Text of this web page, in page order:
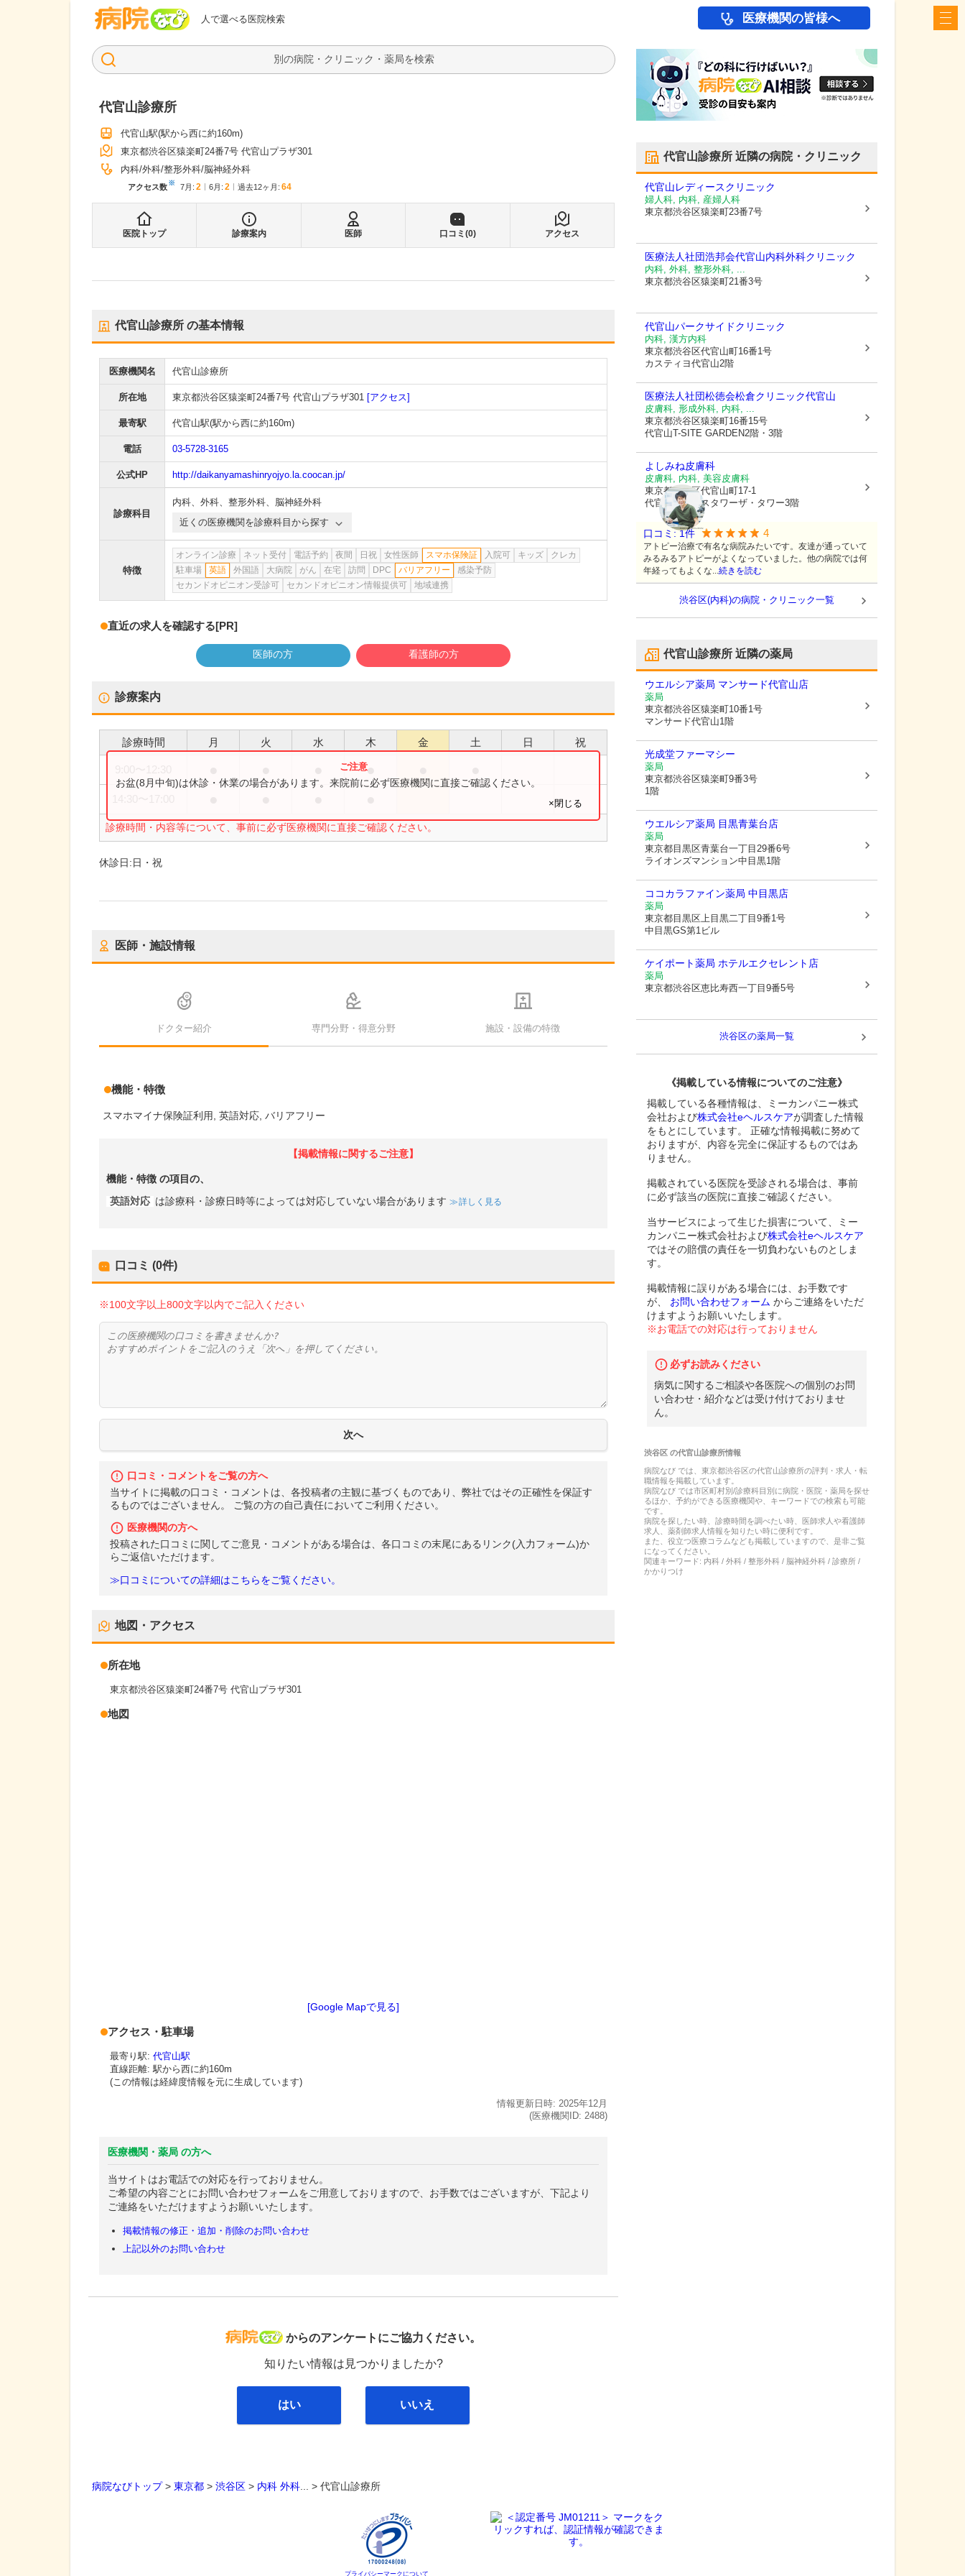
人で選べる医院検索
病院なび 医療機関の皆様へ
検索
代官山診療所
代官山駅(駅から西に約160m)
東京都渋谷区猿楽町24番7号 代官山プラザ301
内科 外科 整形外科 脳神経外科
アクセス数※ 7月 : 2 6月 : 2 過去12ヶ月: 64
医院トップ 診療案内 医師 口コミ(0) アクセス
代官山診療所 の基本情報
医療機関名 代官山診療所
所在地 東京都渋谷区猿楽町24番7号 代官山プラザ301 [アクセス]
最寄駅 代官山駅(駅から西に約160m)
電話 03-5728-3165
公式HP http://daikanyamashinryojyo.la.coocan.jp/
診療科目
内科、 外科、 整形外科、 脳神経外科
近くの医療機関を診療科目から探す
特徴
オンライン診療 ネット受付 電話予約 夜間 日祝 女性医師 スマホ保険証 入院可 キッズ
クレカ
駐車場
英語 外国語 大病院 がん 在宅 訪問 DPC バリアフリー
感染予防
セカンドオピニオン受診可
セカンドオピニオン情報提供可 地域連携
直近の求人を確認する[PR]
医師の方 看護師の方
診療案内
診療時間 月 火 水 木 金 土 日 祝
●
診療時間・内容等について、事前に必ず医療機関に直接ご確認ください。
お盆(8月中旬)は休診・休業の場合があります。来院前に必ず医療機関に直接ご確認ください。
×閉じる
休診日:日・祝
医師・施設情報
ドクター紹介 専門分野・得意分野 施設・設備の特徴
機能・特徴
スマホマイナ保険証利用 英語対応 バリアフリー
【掲載情報に関するご注意】
機能・特徴 の項目の、
英語対応 は診療科・診療日時等によっては対応していない場合があります 詳しく見る
口コミ (0件)
※100文字以上800文字以内でご記入ください
口コミ・コメントをご覧の方へ
当サイトに掲載の口コミ・コメントは、各投稿者の主観に基づくものであり、弊社ではその正確性を保証す
るものではございません。 ご覧の方の自己責任においてご利用ください。
医療機関の方へ
投稿された口コミに関してご意見・コメントがある場合は、各口コミの末尾にあるリンク(入力フォーム)か
らご返信いただけます。
≫口コミについての詳細はこちらをご覧ください。
地図・アクセス
所在地
東京都渋谷区猿楽町24番7号 代官山プラザ301
地図
[Google Mapで見る]
アクセス・駐車場
最寄り駅: 代官山駅
直線距離: 駅から西に約160m
(この情報は経緯度情報を元に生成しています)
情報更新日時: 2025年12月
(医療機関ID: 2488)
医療機関・薬局 の方へ
当サイトはお電話での対応を行っておりません。
ご希望の内容ごとにお問い合わせフォームをご用意しておりますので、お手数ではございますが、下記より
ご連絡をいただけますようお願いいたします。
掲載情報の修正・追加・削除のお問い合わせ
上記以外のお問い合わせ
病院なび
からのアンケートにご協力ください。
知りたい情報は見つかりましたか?
はい いいえ
代官山診療所 近隣の病院・クリニック
代官山レディースクリニック
婦人科, 内科, 産婦人科
東京都渋谷区猿楽町23番7号
医療法人社団浩邦会代官山内科外科クリニック
内科, 外科, 整形外科, ...
東京都渋谷区猿楽町21番3号
代官山パークサイドクリニック
内科, 漢方内科
東京都渋谷区代官山町16番1号
カスティヨ代官山2階
医療法人社団松徳会松倉クリニック代官山
皮膚科, 形成外科, 内科, ...
東京都渋谷区猿楽町16番15号
代官山T-SITE GARDEN2階・3階
よしみね皮膚科
皮膚科, 内科, 美容皮膚科
東京都渋谷区代官山町17-1
代官山アドレスタワーザ・タワー3階
口コミ:1件 4
アトピー治療で有名な病院みたいです。友達が通っていて
みるみるアトピーがよくなっていました。他の病院では何
年経ってもよくな...続きを読む
渋谷区(内科)の病院・クリニック一覧
代官山診療所 近隣の薬局
ウエルシア薬局 マンサード代官山店
薬局
東京都渋谷区猿楽町10番1号
マンサード代官山1階
光成堂ファーマシー
薬局
東京都渋谷区猿楽町9番3号
1階
ウエルシア薬局 目黒青葉台店
薬局
東京都目黒区青葉台一丁目29番6号
ライオンズマンション中目黒1階
ココカラファイン薬局 中目黒店
薬局
東京都目黒区上目黒二丁目9番1号
中目黒GS第1ビル
ケイポート薬局 ホテルエクセレント店
薬局
東京都渋谷区恵比寿西一丁目9番5号
渋谷区の薬局一覧
《掲載している情報についてのご注意》
掲載している各種情報は、ミーカンパニー株式
会社および株式会社eヘルスケアが調査した情報
をもとにしています。 正確な情報掲載に努めて
おりますが、内容を完全に保証するものではあ
りません。
掲載されている医院を受診される場合は、事前
に必ず該当の医院に直接ご確認ください。
当サービスによって生じた損害について、ミー
カンパニー株式会社および株式会社eヘルスケア
ではその賠償の責任を一切負わないものとしま
す。
掲載情報に誤りがある場合には、お手数です
が、
お問い合わせフォーム からご連絡をいただ
けますようお願いいたします。
※お電話での対応は行っておりません
必ずお読みください
病気に関するご相談や各医院への個別のお問
い合わせ・紹介などは受け付けておりませ
ん。
渋谷区の代官山診療所情報
病院なび では、 東京都渋谷区の代官山診療所の評判・求人・転
職情報を掲載しています。
病院なび では市区町村別/診療科目別に病院・医院・薬局を探せ
るほか、予約ができる医療機関や、キーワードでの検索も可能
です。
病院を探したい時、診療時間を調べたい時、医師求人や看護師
求人、薬剤師求人情報を知りたい時に便利です。
また、役立つ医療コラムなども掲載していますので、是非ご覧
になってください。
関連キーワード: 内科 / 外科 / 整形外科 / 脳神経外科 / 診療所 /
かかりつけ
病院なびトップ> 東京都 > 渋谷区 > 内科 外科... > 代官山診療所
プライバシーマークについて